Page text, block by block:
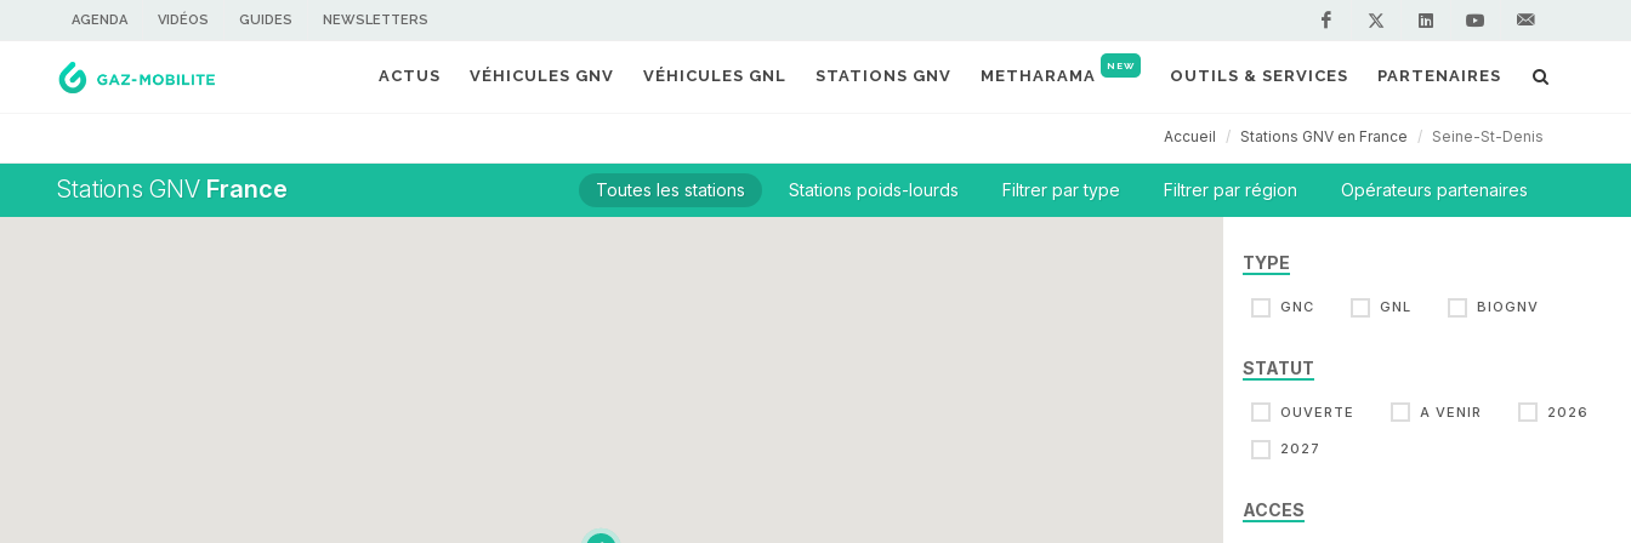
AGENDA VIDÉOS GUIDES NEWSLETTERS
ACTUS VÉHICULES GNV VÉHICULES GNL STATIONS GNV METHARAMA
NEW
OUTILS & SERVICES PARTENAIRES
Accueil Stations GNV en France Seine-St-Denis
Stations GNV France Toutes les stations Stations poids-lourds Filtrer par type Filtrer par région Opérateurs partenaires
TYPE
GNC GNL BIOGNV
STATUT
OUVERTE A VENIR 2026
2027
ACCES